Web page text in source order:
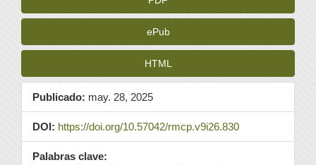
ePub
HTML
Publicado: may. 28, 2025
DOI: https://doi.org/10.57042/rmcp.v9i26.830
Palabras clave: